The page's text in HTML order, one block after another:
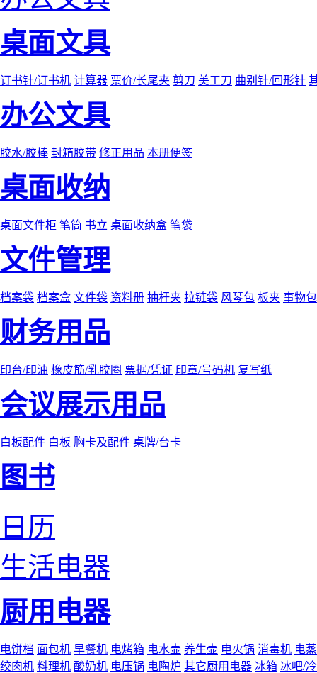
桌面文具
订书针/订书机 计算器 票价/长尾夹 剪刀 美工刀 曲别针/回形针
办公文具
胶水/胶棒 封箱胶带 修正用品 本册便签
桌面收纳
桌面文件柜 笔筒 书立 桌面收纳盒 笔袋
文件管理
档案袋 档案盒 文件袋 资料册 抽杆夹 拉链袋 风琴包 板夹 事物包
财务用品
印台/印油 橡皮筋/乳胶圈 票据/凭证 印章/号码机 复写纸
会议展示用品
白板配件 白板 胸卡及配件 桌牌/台卡
图书
日历
生活电器
厨用电器
电饼档 面包机 早餐机 电烤箱 电水壶 养生壶 电火锅 消毒机 电
绞肉机 料理机 酸奶机 电压锅 电陶炉 其它厨用电器 冰箱 冰吧/